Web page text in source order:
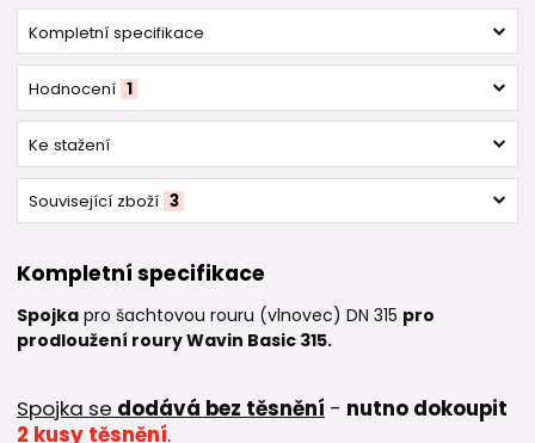
Kompletní specifikace
Hodnocení 1
Ke stažení
Související zboží 3
Kompletní specifikace
Spojka pro šachtovou rouru (vlnovec) DN 315 pro
prodloužení roury Wavin Basic 315.
Spojka se dodává bez těsnění - nutno dokoupit
2 kusy těsnění.